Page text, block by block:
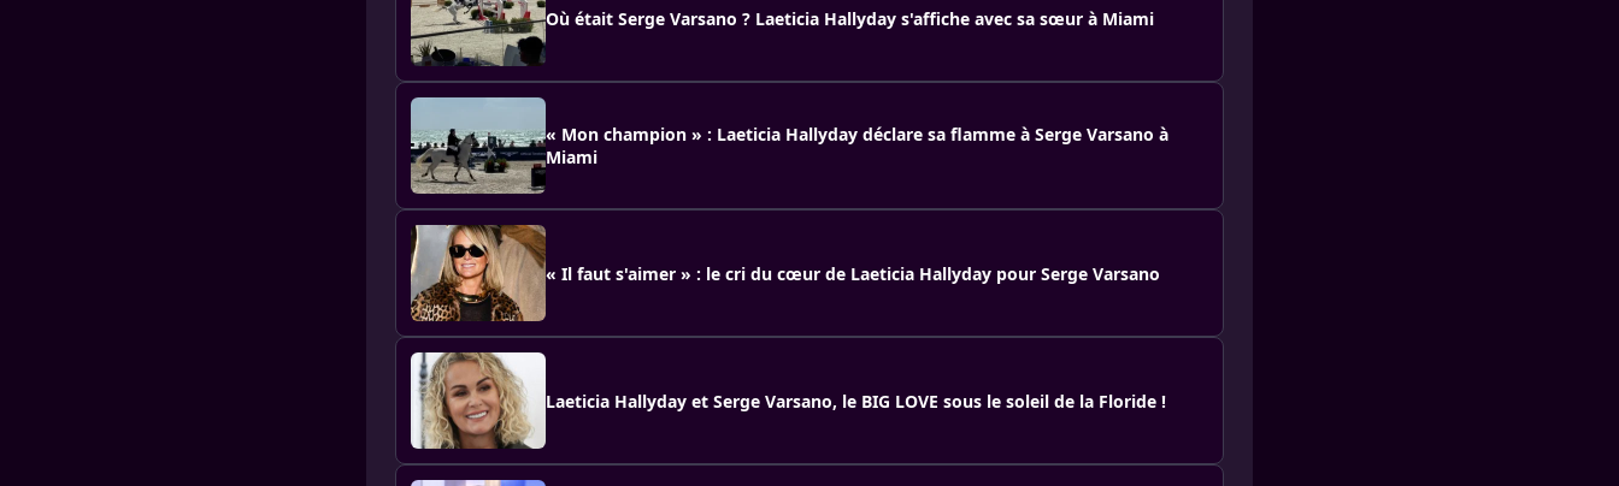
Où était Serge Varsano ? Laeticia Hallyday s'affiche avec sa sœur à Miami
« Mon champion » : Laeticia Hallyday déclare sa flamme à Serge Varsano à
Miami
« Il faut s'aimer » : le cri du cœur de Laeticia Hallyday pour Serge Varsano
Laeticia Hallyday et Serge Varsano, le BIG LOVE sous le soleil de la Floride !